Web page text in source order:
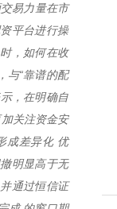
易力量在市
平台进行操
，如何在收
与“靠谱的配
，在明确自
关注资金安
成差异化 优
明显高于无
通过恒信证